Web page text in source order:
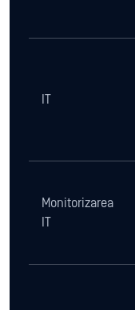
IT
Monitorizarea
IT